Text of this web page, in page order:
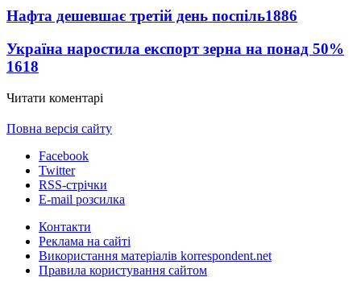
Нафта дешевшає третій день поспіль1886
Україна наростила експорт зерна на понад 50%
1618
Читати коментарі
Повна версія сайту
Facebook
Twitter
RSS-стрічки
E-mail розсилка
Контакти
Реклама на сайті
Використання матеріалів korrespondent.net
Правила користування сайтом